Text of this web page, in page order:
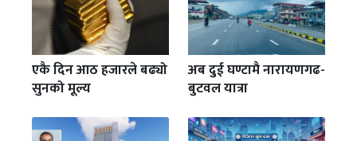
एकै दिन आठ हजारले बढ्यो
सुनको मूल्य
अब दुई घण्टामै नारायणगढ-
बुटवल यात्रा